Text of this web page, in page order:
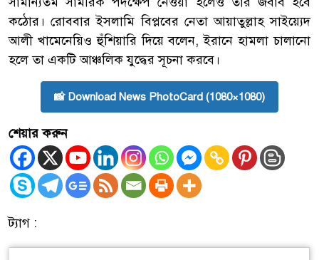
কঠোর। রোববার ইসলামি বিপ্লবের নেতা আয়াতুল্লাহ সাইয়্যেদ
আলী খামেনেয়িও হুঁশিয়ারি দিয়ে বলেন, ইরানে হামলা চালানো
হলে তা একটি আঞ্চলিক যুদ্ধের সূচনা করবে।
📸 Download News PhotoCard (1080×1080)
শেয়ার করুন
ট্যাগ :